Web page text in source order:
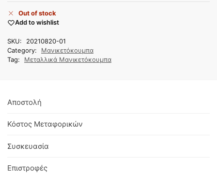
Out of stock
Add to wishlist
SKU:
20210820-01
Category:
Μανικετόκουμπα
Tag:
Μεταλλικά Μανικετόκουμπα
Αποστολή
Κόστος Μεταφορικών
Συσκευασία
Επιστροφές